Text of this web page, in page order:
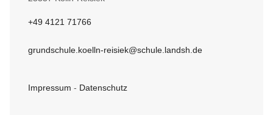
+49 4121 71766
grundschule.koelln-reisiek@schule.landsh.de
Impressum - Datenschutz